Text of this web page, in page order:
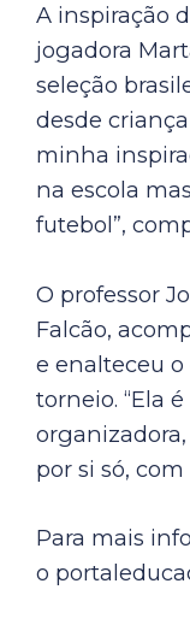
A inspiração
jogadora
seleção
desde
minha
na escola
futebol”,
O professor
Falcão,
e enalteceu
torneio. “Ela
por si só,
Para mais
o